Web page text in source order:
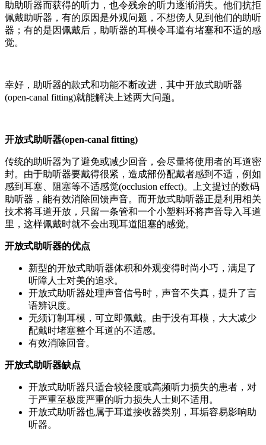
助助听器而获得的听力，也令残余的听力逐渐消失。他们抗拒
佩戴助听器，有的原因是外观问题，不想傍人见到他们的助听
器；有的是因佩戴后，助听器的耳模令耳道有堵塞和不适的感
觉。
幸好，助听器的款式和功能不断改进，其中开放式助听器
(open-canal fitting)就能解决上述两大问题。
开放式助听器(open-canal fitting)
传统的助听器为了避免或减少回音，会尽量将使用者的耳道密
封。由于助听器要戴得很紧，造成部份配戴者感到不适，例如
感到耳塞、阻塞等不适感觉(occlusion effect)。上文提过的数码
助听器，能有效消除回馈声音。而开放式助听器正是利用相关
技术将耳道开放，只留一条管和一个小塑料环将声音导入耳道
里，这样佩戴时就不会出现耳道阻塞的感觉。
开放式助听器的优点
新型的开放式助听器体积和外观变得时尚小巧，满足了
听障人士对美的追求。
开放式助听器处理声音信号时，声音不失真，提升了言
语辨识度。
无须订制耳模，可立即佩戴。由于没有耳模，大大减少
配戴时堵塞整个耳道的不适感。
有效消除回音。
开放式助听器缺点
开放式助听器只适合较轻度或高频听力损失的患者，对
于严重至极度严重的听力损失人士则不适用。
开放式助听器也属于耳道接收器类别，耳垢容易影响助
听器。